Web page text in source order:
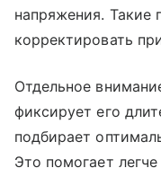
напряжения. Такие
корректировать
Отдельное
фиксирует его
подбирает
Это помогает